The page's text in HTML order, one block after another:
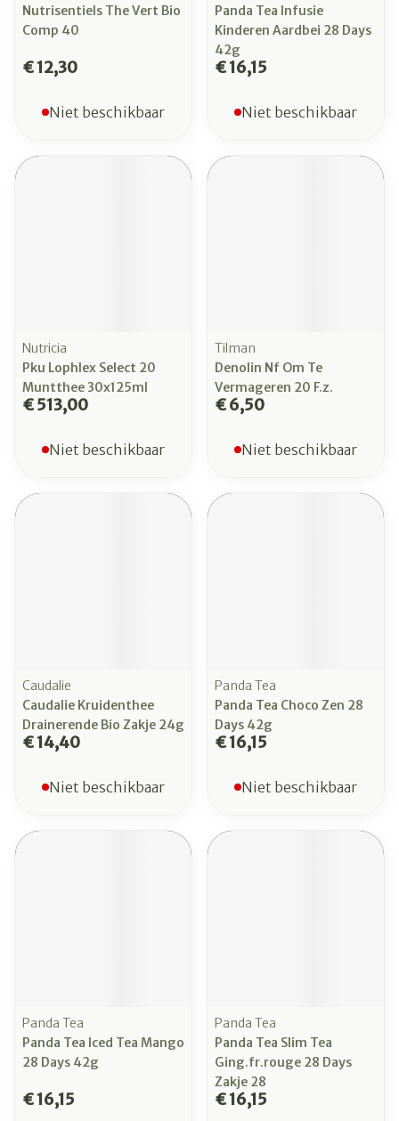
Nutrisentiels The Vert Bio
Comp 40
€ 12,30
Niet beschikbaar
Panda Tea Infusie
Kinderen Aardbei 28 Days
42g
€ 16,15
Niet beschikbaar
Nutricia
Pku Lophlex Select 20
Muntthee 30x125ml
€ 513,00
Niet beschikbaar
Tilman
Denolin Nf Om Te
Vermageren 20 F.z.
€ 6,50
Niet beschikbaar
Caudalie
Caudalie Kruidenthee
Drainerende Bio Zakje 24g
€ 14,40
Niet beschikbaar
Panda Tea
Panda Tea Choco Zen 28
Days 42g
€ 16,15
Niet beschikbaar
Panda Tea
Panda Tea Iced Tea Mango
28 Days 42g
€ 16,15
Panda Tea
Panda Tea Slim Tea
Ging.fr.rouge 28 Days
Zakje 28
€ 16,15